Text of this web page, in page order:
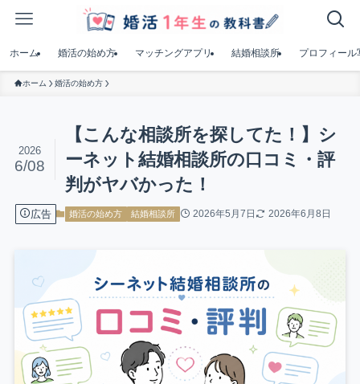
ホーム 婚活の始め方 マッチングアプリ 結婚相談所 プロフィール
ホーム 婚活の始め方
【こんな相談所を探してた！】シ
ーネット結婚相談所の口コミ・評
判がヤバかった！
2026
6/08
広告 婚活の始め方 結婚相談所 2026年5月7日 2026年6月8日